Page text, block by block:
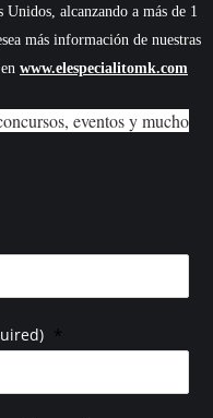
alcanzando a más de 1
más información de nuestras
www.elespecialitomk.com
eventos y mucho
*